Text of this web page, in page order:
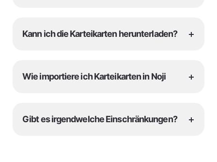
Kann ich die Karteikarten herunterladen? +
Wie importiere ich Karteikarten in Noji +
Gibt es irgendwelche Einschränkungen? +